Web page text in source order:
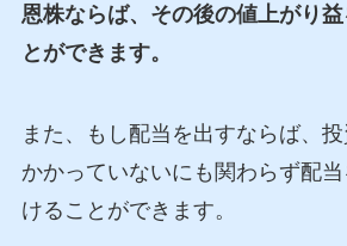
恩株ならば、その後の値上がり
とができます。
また、もし配当を出すならば、
かかっていないにも関わらず配
けることができます。